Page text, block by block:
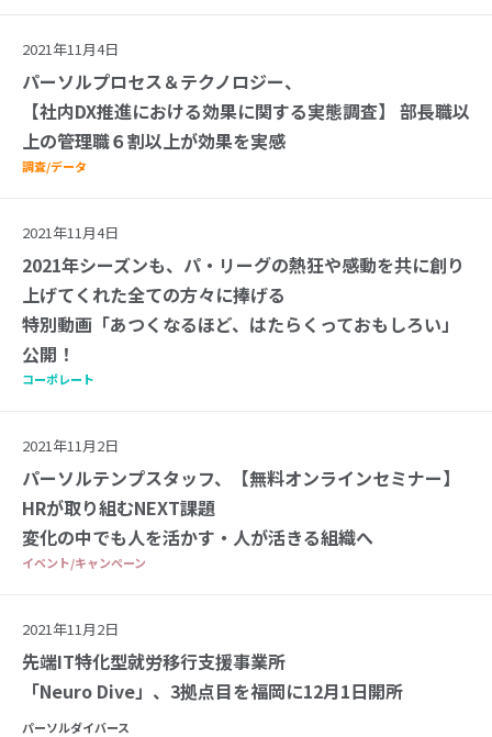
2021年11月4日
パーソルプロセス＆テクノロジー、
【社内DX推進における効果に関する実態調査】 部長職以
上の管理職６割以上が効果を実感
調査/データ
2021年11月4日
2021年シーズンも、パ・リーグの熱狂や感動を共に創り
上げてくれた全ての方々に捧げる
特別動画「あつくなるほど、はたらくっておもしろい」
公開！
コーポレート
2021年11月2日
パーソルテンプスタッフ、【無料オンラインセミナー】
HRが取り組むNEXT課題
変化の中でも人を活かす・人が活きる組織へ
イベント/キャンペーン
2021年11月2日
先端IT特化型就労移行支援事業所
「Neuro Dive」、3拠点目を福岡に12月1日開所
パーソルダイバース